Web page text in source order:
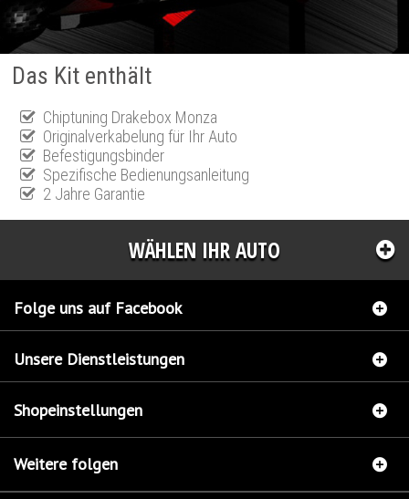
Das Kit enthält
Chiptuning Drakebox Monza
Originalverkabelung für Ihr Auto
Befestigungsbinder
Spezifische Bedienungsanleitung
2 Jahre Garantie
WÄHLEN IHR AUTO
Folge uns auf Facebook
Unsere Dienstleistungen
Shopeinstellungen
Weitere folgen